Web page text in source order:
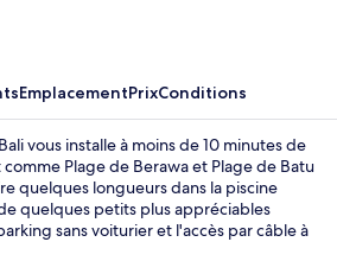
EmplacementPrixConditions
vous installe à moins de 10 minutes de
Plage de Berawa et Plage de Batu
quelques longueurs dans la piscine
quelques petits plus appréciables
sans voiturier et l'accès par câble à